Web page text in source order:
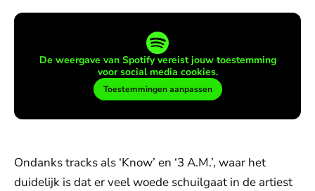
De weergave van Spotify vereist jouw toestemming
voor social media cookies.
Toestemmingen aanpassen
Ondanks tracks als ‘Know’ en ‘3 A.M.’, waar het
duidelijk is dat er veel woede schuilgaat in de artiest